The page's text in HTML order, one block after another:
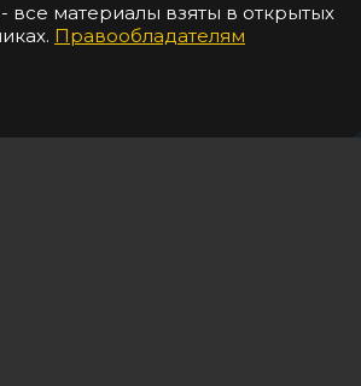
все материалы взяты в открытых
Правообладателям